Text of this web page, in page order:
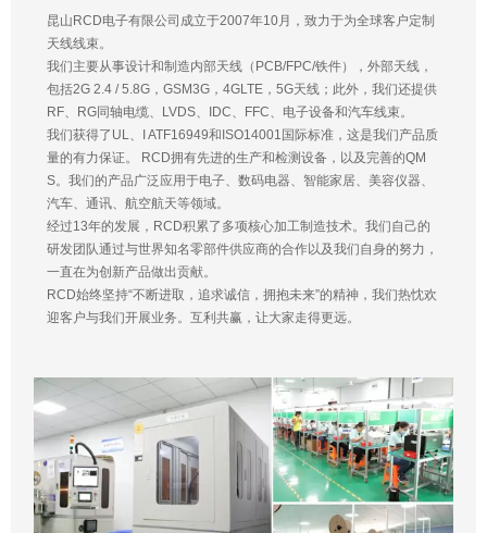
昆山RCD电子有限公司成立于2007年10月，致力于为全球客户定制
天线线束。
我们主要从事设计和制造内部天线（PCB/FPC/铁件），外部天线，
包括2G 2.4 / 5.8G，GSM3G，4GLTE，5G天线；此外，我们还提供
RF、RG同轴电缆、LVDS、IDC、FFC、电子设备和汽车线束。
我们获得了UL、I ATF16949和ISO14001国际标准，这是我们产品质
量的有力保证。 RCD拥有先进的生产和检测设备，以及完善的QM
S。我们的产品广泛应用于电子、数码电器、智能家居、美容仪器、
汽车、通讯、航空航天等领域。
经过13年的发展，RCD积累了多项核心加工制造技术。我们自己的
研发团队通过与世界知名零部件供应商的合作以及我们自身的努力，
一直在为创新产品做出贡献。
RCD始终坚持“不断进取，追求诚信，拥抱未来”的精神，我们热忱欢
迎客户与我们开展业务。互利共赢，让大家走得更远。